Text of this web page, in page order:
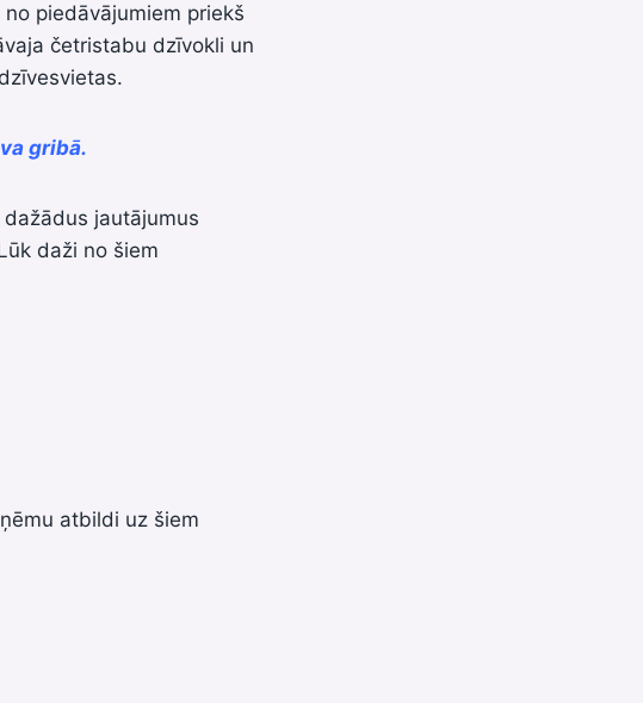
no piedāvājumiem priekš
četristabu dzīvokli un
gribā.
jautājumus
daži no šiem
atbildi uz šiem